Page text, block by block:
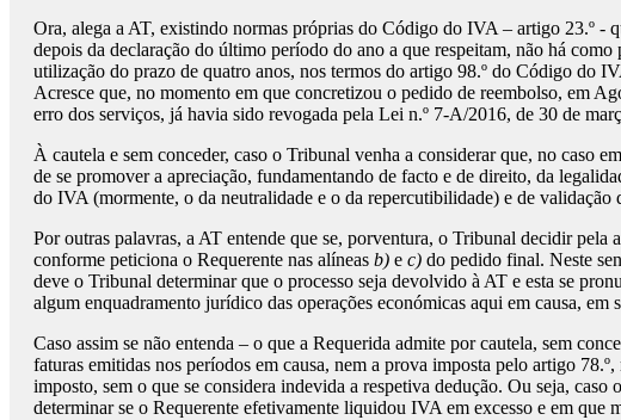
Ora, alega a AT, existindo normas próprias do Código do IVA – artigo 23.º -
depois da declaração do último período do ano a que respeitam, não há
utilização do prazo de quatro anos, nos termos do artigo 98.º do Código do
Acresce que, no momento em que concretizou o pedido de reembolso, em
erro dos serviços, já havia sido revogada pela Lei n.º 7-A/2016, de 30 de
À cautela e sem conceder, caso o Tribunal venha a considerar que, no caso
de se promover a apreciação, fundamentando de facto e de direito, da
do IVA (mormente, o da neutralidade e o da repercutibilidade) e de
Por outras palavras, a AT entende que se, porventura, o Tribunal decidir
conforme peticiona o Requerente nas alíneas b) e c) do pedido final. Neste
deve o Tribunal determinar que o processo seja devolvido à AT e esta se
algum enquadramento jurídico das operações económicas aqui em causa, em
Caso assim se não entenda – o que a Requerida admite por cautela, sem
faturas emitidas nos períodos em causa, nem a prova imposta pelo artigo
imposto, sem o que se considera indevida a respetiva dedução. Ou seja,
determinar se o Requerente efetivamente liquidou IVA em excesso e em que